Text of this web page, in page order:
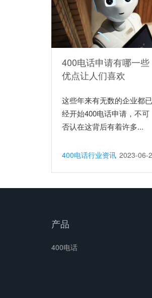
400电话申请有哪一些
优点让人们喜欢
这些年来有无数的企业都已
经开始400电话申请，不可
否认在这背后有着许多...
400电话行业资讯 2023-06-
产品
400电话